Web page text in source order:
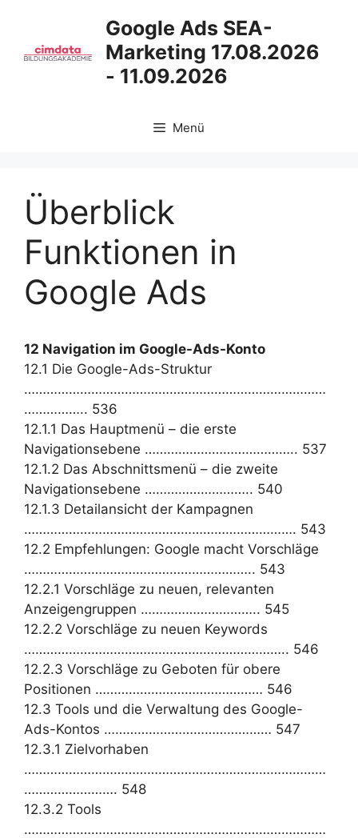
springen
Google Ads SEA-
Marketing 17.08.2026
- 11.09.2026
Menü
Überblick
Funktionen in
Google Ads
12 Navigation im Google-Ads-Konto
12.1 Die Google-Ads-Struktur
………………………………………………………………………
…………….. 536
12.1.1 Das Hauptmenü – die erste
Navigationsebene ………………………………….. 537
12.1.2 Das Abschnittsmenü – die zweite
Navigationsebene ……………………….. 540
12.1.3 Detailansicht der Kampagnen
………………………………………………………………. 543
12.2 Empfehlungen: Google macht Vorschläge
…………………………………………………….. 543
12.2.1 Vorschläge zu neuen, relevanten
Anzeigengruppen ………………………….. 545
12.2.2 Vorschläge zu neuen Keywords
…………………………………………………………….. 546
12.2.3 Vorschläge zu Geboten für obere
Positionen ……………………………………… 546
12.3 Tools und die Verwaltung des Google-
Ads-Kontos ……………………………………… 547
12.3.1 Zielvorhaben
………………………………………………………………………
……………………. 548
12.3.2 Tools
………………………………………………………………………